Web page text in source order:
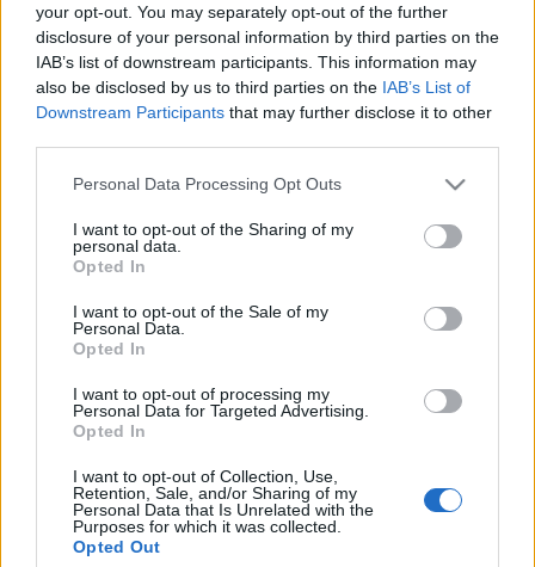
your opt-out. You may separately opt-out of the further
disclosure of your personal information by third parties on the
IAB’s list of downstream participants. This information may
also be disclosed by us to third parties on the IAB’s List of
Downstream Participants that may further disclose it to other
Please note that this website/app uses one or more Google
not limited to your visit or usage behaviour. You may click to
grant or deny consent to Google and its third-party tags to
use your data for below specified purposes in below Google
consent section.
Personal Data Processing Opt Outs
I want to opt-out of the Sharing of my
personal data.
Opted In
I want to opt-out of the Sale of my
Personal Data.
Opted In
I want to opt-out of processing my
Personal Data for Targeted Advertising.
Opted In
I want to opt-out of Collection, Use,
Retention, Sale, and/or Sharing of my
Personal Data that Is Unrelated with the
Purposes for which it was collected.
Opted Out
Bozsolébalhé Zsákos napfény sub rosa Beaujolais-
ban szerző - alföldi merlot A brit Decanter
tudósítása szerint alapos a gyanú, hogy beaujolais-i
szőlészek és borászok egy csoportja az alkoholt
cukorral kerekítette fölfelé. A törvénytelen…
Az év bora
Wine T. Ester•2007. november 21.
2005 Szerző- alföldi merlot Egy időben makacsul
tartotta magát a vélekedés, miszerint a Wine
rekláminput alapján köpi ki az év bora outputot. Az
utóbbi…
A testes francia
Wine T. Ester•2007. október 07.